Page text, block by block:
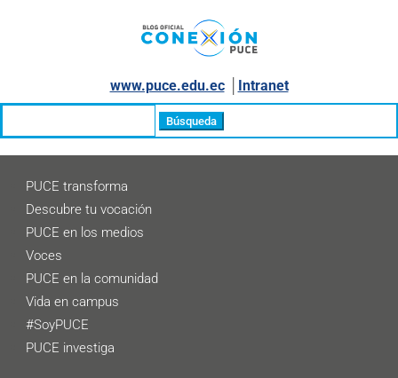
www.puce.edu.ec│ Intranet
PUCE transforma
Descubre tu vocación
PUCE en los medios
Voces
PUCE en la comunidad
Vida en campus
#SoyPUCE
PUCE investiga